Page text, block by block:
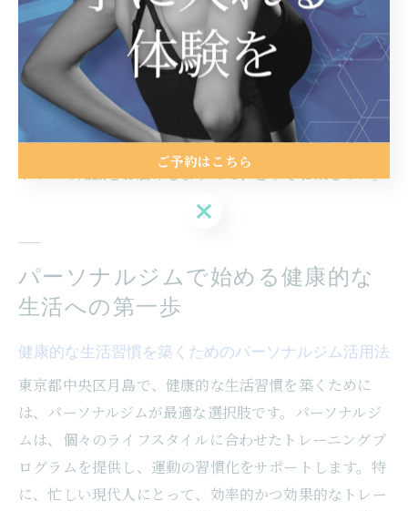
す。トレーニングを通じて得られる達成感は、自己肯定
感を高め、生活全体の質の向上につながります。こうし
た総合的なサポートにより、月島での新しいライフスタ
イルを楽しみながら持続可能な習慣を築くことができる
のです。これからも、あなたの健康的な変化を応援し続
けたいと思います。次回の記事では、さらに深いフィッ
トネスの知識をお届けしますので、どうぞお楽しみに。
パーソナルジムで始める健康的な
生活への第一歩
健康的な生活習慣を築くためのパーソナルジム活用法
東京都中央区月島で、健康的な生活習慣を築くために
は、パーソナルジムが最適な選択肢です。パーソナルジ
ムは、個々のライフスタイルに合わせたトレーニングプ
ログラムを提供し、運動の習慣化をサポートします。特
に、忙しい現代人にとって、効率的かつ効果的なトレー
ご予約はこちら
ご予約はこちら